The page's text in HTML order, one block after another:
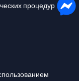
процедур